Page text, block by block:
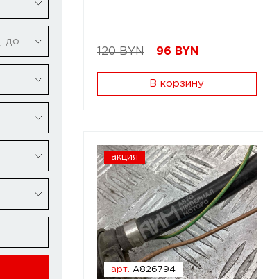
до
120 BYN 96 BYN
В корзину
акция
арт. A826794